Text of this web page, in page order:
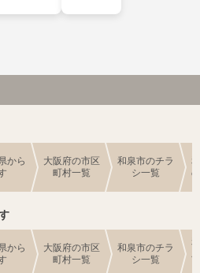
から
大阪府の市区
町村一覧
和泉市のチラ
シ一覧
から
大阪府の市区
町村一覧
和泉市のチラ
シ一覧